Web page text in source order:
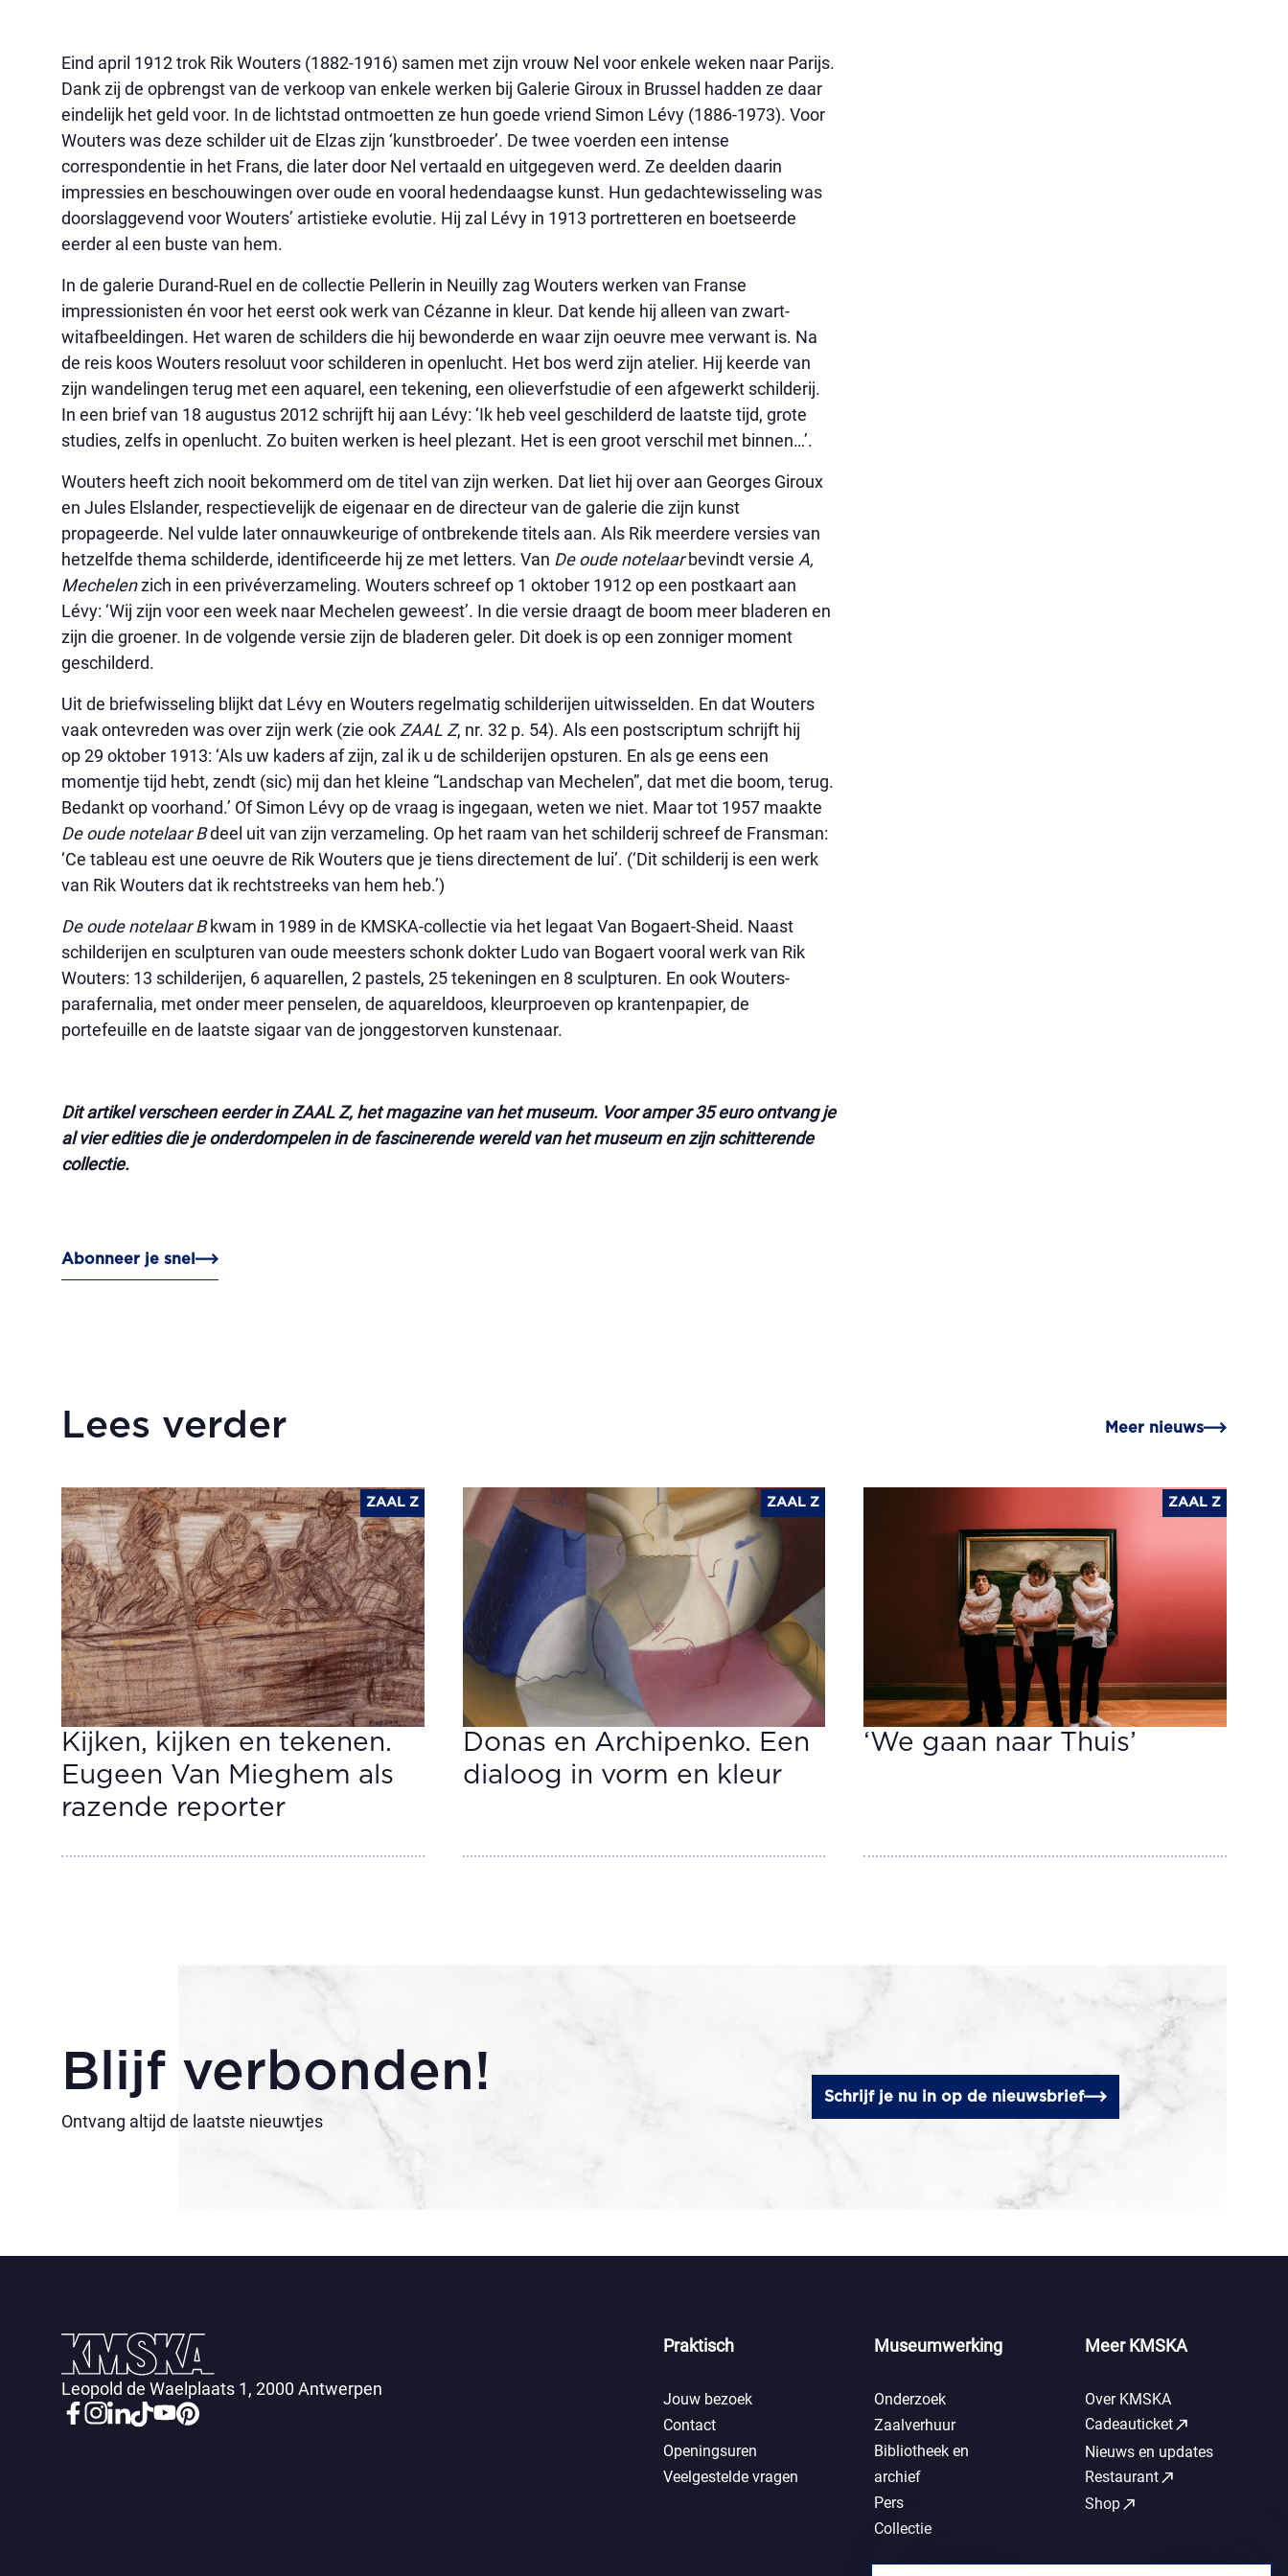
Eind april 1912 trok Rik Wouters (1882-1916) samen met zijn vrouw Nel voor enkele weken naar Parijs.
Dank zij de opbrengst van de verkoop van enkele werken bij Galerie Giroux in Brussel hadden ze daar
eindelijk het geld voor. In de lichtstad ontmoetten ze hun goede vriend Simon Lévy (1886-1973). Voor
Wouters was deze schilder uit de Elzas zijn ‘kunstbroeder’. De twee voerden een intense
correspondentie in het Frans, die later door Nel vertaald en uitgegeven werd. Ze deelden daarin
impressies en beschouwingen over oude en vooral hedendaagse kunst. Hun gedachtewisseling was
doorslaggevend voor Wouters’ artistieke evolutie. Hij zal Lévy in 1913 portretteren en boetseerde
eerder al een buste van hem.
In de galerie Durand-Ruel en de collectie Pellerin in Neuilly zag Wouters werken van Franse
impressionisten én voor het eerst ook werk van Cézanne in kleur. Dat kende hij alleen van zwart-
witafbeeldingen. Het waren de schilders die hij bewonderde en waar zijn oeuvre mee verwant is. Na
de reis koos Wouters resoluut voor schilderen in openlucht. Het bos werd zijn atelier. Hij keerde van
zijn wandelingen terug met een aquarel, een tekening, een olieverfstudie of een afgewerkt schilderij.
In een brief van 18 augustus 2012 schrijft hij aan Lévy: ‘Ik heb veel geschilderd de laatste tijd, grote
studies, zelfs in openlucht. Zo buiten werken is heel plezant. Het is een groot verschil met binnen…’.
Wouters heeft zich nooit bekommerd om de titel van zijn werken. Dat liet hij over aan Georges Giroux
en Jules Elslander, respectievelijk de eigenaar en de directeur van de galerie die zijn kunst
propageerde. Nel vulde later onnauwkeurige of ontbrekende titels aan. Als Rik meerdere versies van
hetzelfde thema schilderde, identificeerde hij ze met letters. Van De oude notelaarbevindt versie A,
Mechelenzich in een privéverzameling. Wouters schreef op 1 oktober 1912 op een postkaart aan
Lévy: ‘Wij zijn voor een week naar Mechelen geweest’. In die versie draagt de boom meer bladeren en
zijn die groener. In de volgende versie zijn de bladeren geler. Dit doek is op een zonniger moment
geschilderd.
Uit de briefwisseling blijkt dat Lévy en Wouters regelmatig schilderijen uitwisselden. En dat Wouters
vaak ontevreden was over zijn werk (zie ook ZAAL Z, nr. 32 p. 54). Als een postscriptum schrijft hij
op 29 oktober 1913: ‘Als uw kaders af zijn, zal ik u de schilderijen opsturen. En als ge eens een
momentje tijd hebt, zendt (sic) mij dan het kleine “Landschap van Mechelen”, dat met die boom, terug.
Bedankt op voorhand.’ Of Simon Lévy op de vraag is ingegaan, weten we niet. Maar tot 1957 maakte
De oude notelaar Bdeel uit van zijn verzameling. Op het raam van het schilderij schreef de Fransman:
‘Ce tableau est une oeuvre de Rik Wouters que je tiens directement de lui’. (‘Dit schilderij is een werk
van Rik Wouters dat ik rechtstreeks van hem heb.’)
De oude notelaar Bkwam in 1989 in de KMSKA-collectie via het legaat Van Bogaert-Sheid. Naast
schilderijen en sculpturen van oude meesters schonk dokter Ludo van Bogaert vooral werk van Rik
Wouters: 13 schilderijen, 6 aquarellen, 2 pastels, 25 tekeningen en 8 sculpturen. En ook Wouters-
parafernalia, met onder meer penselen, de aquareldoos, kleurproeven op krantenpapier, de
portefeuille en de laatste sigaar van de jonggestorven kunstenaar.
Dit artikel verscheen eerder in ZAAL Z, het magazine van het museum. Voor amper 35 euro ontvang je
al vier edities die je onderdompelen in de fascinerende wereld van het museum en zijn schitterende
collectie.
Abonneer je snel
Lees verder Meer nieuws
ZAAL Z
Kijken, kijken en tekenen.
Eugeen Van Mieghem als
razende reporter
ZAAL Z
Donas en Archipenko. Een
dialoog in vorm en kleur
ZAAL Z
‘We gaan naar Thuis’
Blijf verbonden!
Ontvang altijd de laatste nieuwtjes
Schrijf je nu in op de nieuwsbrief
Leopold de Waelplaats 1, 2000 Antwerpen
Praktisch
Jouw bezoek
Contact
Openingsuren
Veelgestelde vragen
Museumwerking
Onderzoek
Zaalverhuur
Bibliotheek en
archief
Pers
Collectie
Meer KMSKA
Over KMSKA
Cadeauticketcall_made
Nieuws en updates
Restaurantcall_made
Shopcall_made